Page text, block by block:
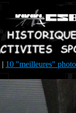
| 10 "meilleures"